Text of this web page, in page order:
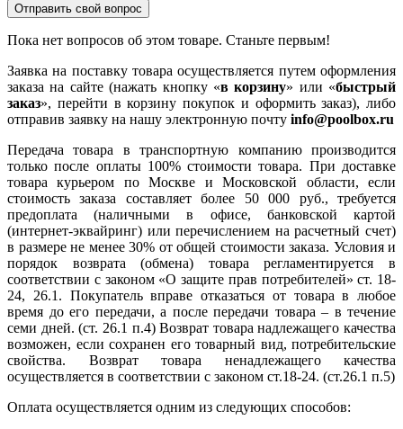
Отправить свой вопрос
Пока нет вопросов об этом товаре. Станьте первым!
Заявка на поставку товара осуществляется путем оформления
заказа на сайте (нажать кнопку «в корзину» или «быстрый
заказ», перейти в корзину покупок и оформить заказ), либо
отправив заявку на нашу электронную почту info@poolbox.ru
Передача товара в транспортную компанию производится
только после оплаты 100% стоимости товара. При доставке
товара курьером по Москве и Московской области, если
стоимость заказа составляет более 50 000 руб., требуется
предоплата (наличными в офисе, банковской картой
(интернет-эквайринг) или перечислением на расчетный счет)
в размере не менее 30% от общей стоимости заказа. Условия и
порядок возврата (обмена) товара регламентируется в
соответствии с законом «О защите прав потребителей» ст. 18-
24, 26.1. Покупатель вправе отказаться от товара в любое
время до его передачи, а после передачи товара – в течение
семи дней. (ст. 26.1 п.4) Возврат товара надлежащего качества
возможен, если сохранен его товарный вид, потребительские
свойства. Возврат товара ненадлежащего качества
осуществляется в соответствии с законом ст.18-24. (ст.26.1 п.5)
Оплата осуществляется одним из следующих способов: